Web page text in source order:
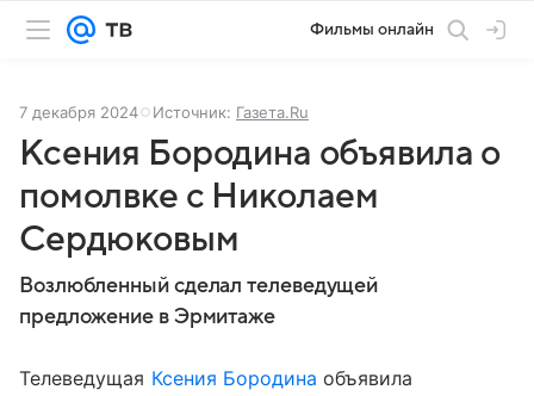
Фильмы онлайн
7 декабря 2024 Источник: Газета.Ru
Ксения Бородина объявила о
помолвке с Николаем
Сердюковым
Возлюбленный сделал телеведущей
предложение в Эрмитаже
Телеведущая Ксения Бородина объявила